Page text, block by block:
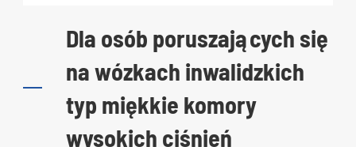
Dla osób poruszających się
na wózkach inwalidzkich
typ miękkie komory
wysokich ciśnień